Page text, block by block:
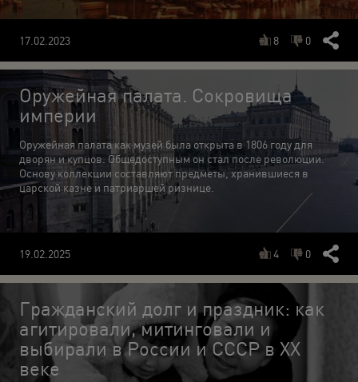
17.02.2023 8 0
Оружейная палата. Сокровища
империи
Оружейная палата как музей была открыта в 1806 году для
дворян и купцов. Общедоступным он стал после революции.
Основу коллекции составляют предметы, хранившиеся в
царской казне и патриаршей ризнице.
19.02.2025 4 0
Гражданский долг и праздник: как
агитировали, митинговали и
выбирали в России и СССР в ХХ
веке